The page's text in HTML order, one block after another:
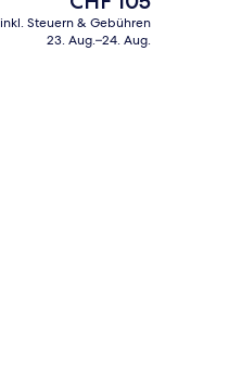
Standard-Doppelzimmer
aktuelle
Preis
inkl. Steuern & Gebühren
23. Aug.–24. Aug.